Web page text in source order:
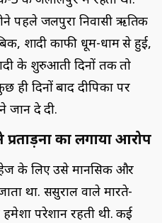
पहले जलपुरा निवासी ऋतिक
शादी काफी धूम-धाम से हुई,
के शुरुआती दिनों तक तो
दिनों बाद दीपिका पर
जान दे दी.
का लगाया आरोप
के लिए उसे मानसिक और
था. ससुराल वाले मारते-
परेशान रहती थी. कई